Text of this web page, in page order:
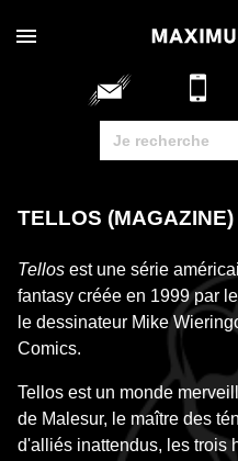
TELLOS (MAGAZINE)
Tellos est une série
fantasy créée en 1999 par
le dessinateur Mike
Comics.
Tellos est un monde
de Malesur, le maître des
d'alliés inattendus, les trois